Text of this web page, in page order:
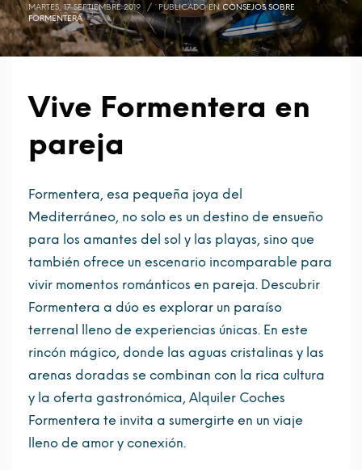
MARTES, 17 SEPTIEMBRE 2019 / PUBLICADO ENCONSEJOS SOBRE
FORMENTERA
Vive Formentera en
pareja
Formentera, esa pequeña joya del
Mediterráneo, no solo es un destino de ensueño
para los amantes del sol y las playas, sino que
también ofrece un escenario incomparable para
vivir momentos románticos en pareja. Descubrir
Formentera a dúo es explorar un paraíso
terrenal lleno de experiencias únicas. En este
rincón mágico, donde las aguas cristalinas y las
arenas doradas se combinan con la rica cultura
y la oferta gastronómica, Alquiler Coches
Formentera te invita a sumergirte en un viaje
lleno de amor y conexión.